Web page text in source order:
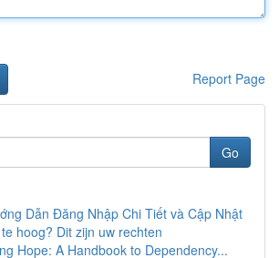
Report Page
Go
Dẫn Đăng Nhập Chi Tiết và Cập Nhật
hoog? Dit zijn uw rechten
Hope: A Handbook to Dependency...